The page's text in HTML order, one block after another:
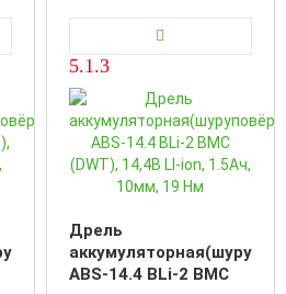
5.1.3
Дрель
ABS-14.4 BLi-2 BMC